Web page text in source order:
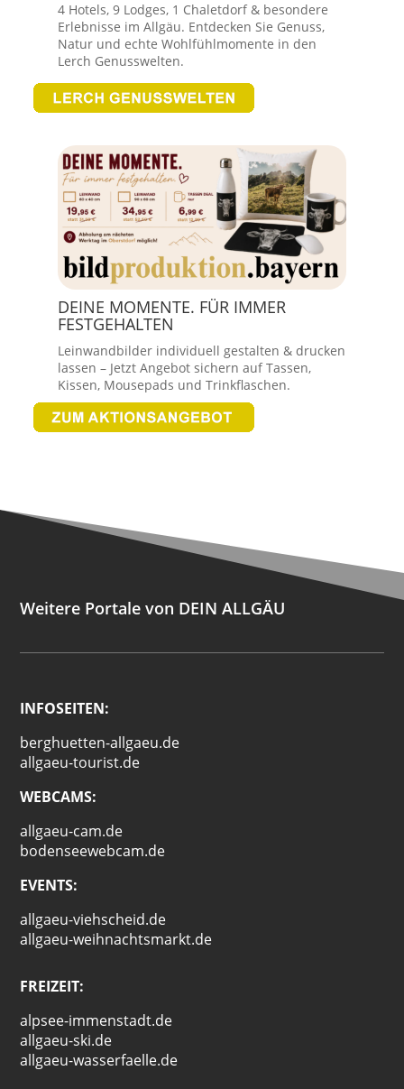
4 Hotels, 9 Lodges, 1 Chaletdorf & besondere
Erlebnisse im Allgäu. Entdecken Sie Genuss,
Natur und echte Wohlfühlmomente in den
Lerch Genusswelten.
DEINE MOMENTE. FÜR IMMER
FESTGEHALTEN
Leinwandbilder individuell gestalten & drucken
lassen – Jetzt Angebot sichern auf Tassen,
Kissen, Mousepads und Trinkflaschen.
Weitere Portale von DEIN ALLGÄU
INFOSEITEN:
berghuetten-allgaeu.de
allgaeu-tourist.de
WEBCAMS:
allgaeu-cam.de
bodenseewebcam.de
EVENTS:
allgaeu-viehscheid.de
allgaeu-weihnachtsmarkt.de
FREIZEIT:
alpsee-immenstadt.de
allgaeu-ski.de
allgaeu-wasserfaelle.de